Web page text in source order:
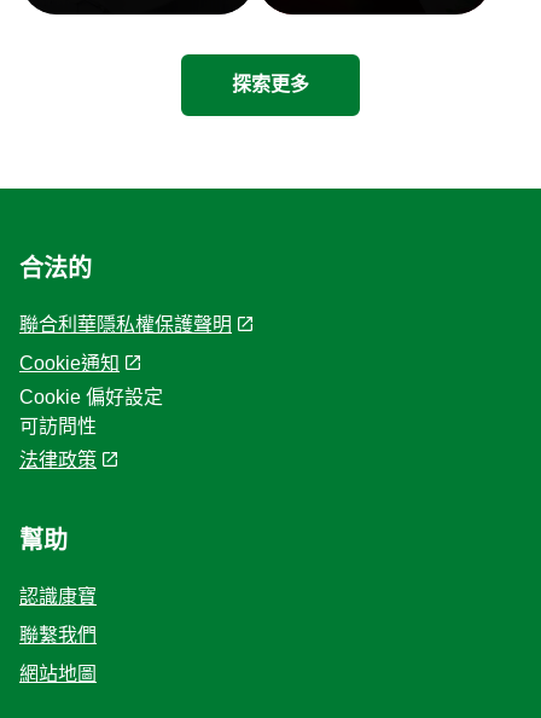
探索更多
合法的
聯合利華隱私權保護聲明
Cookie通知
Cookie 偏好設定
可訪問性
法律政策
幫助
認識康寶
聯繫我們
網站地圖